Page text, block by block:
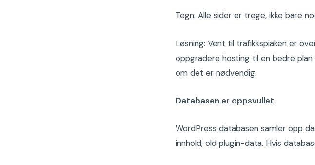
Tegn: Alle sider er trege, ikke bare
Løsning: Vent til trafikkspiaken er
oppgradere hosting til en bedre
om det er nødvendig.
Databasen er oppsvullet
WordPress databasen samler opp
innhold, old plugin-data. Hvis